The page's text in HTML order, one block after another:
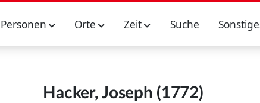
Personen Orte Zeit Suche
Hacker, Joseph (1772)